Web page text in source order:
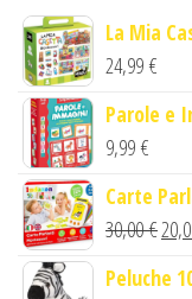
La Mia
24,99 €
Parole e
9,99 €
Carte
30,00€Il
Peluche